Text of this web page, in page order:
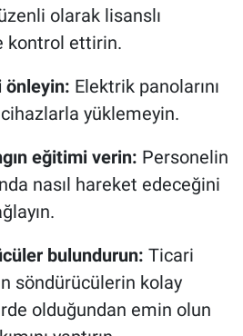
olarak lisanslı
kontrol ettirin.
önleyin: Elektrik panolarını
cihazlarla yüklemeyin.
eğitimi verin: Personelin
nasıl hareket edeceğini
bulundurun: Ticari
söndürücülerin kolay
olduğundan emin olun